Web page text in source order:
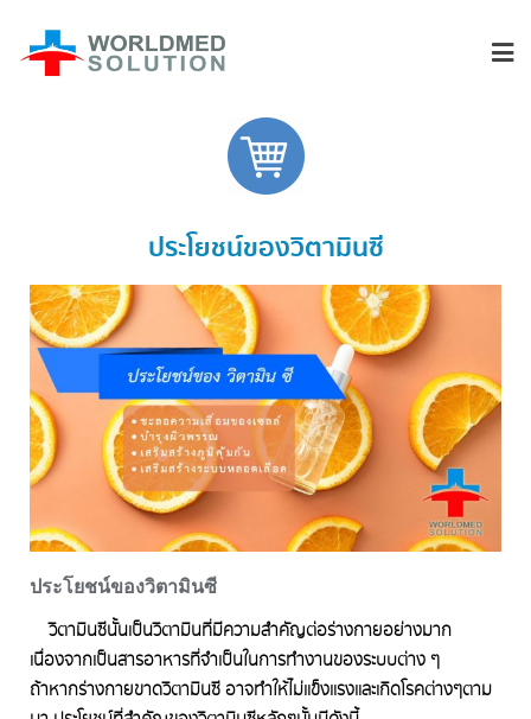
ประโยชน์ของวิตามินซี
ประโยชน์ของวิตามินซี
วิตามินซีนั้นเป็นวิตามินที่มีความสำคัญต่อร่างกายอย่างมาก
เนื่องจากเป็นสารอาหารที่จำเป็นในการทำงานของระบบต่าง ๆ
ถ้าหากร่างกายขาดวิตามินซี อาจทำให้ไม่แข็งแรงและเกิดโรคต่างๆตาม